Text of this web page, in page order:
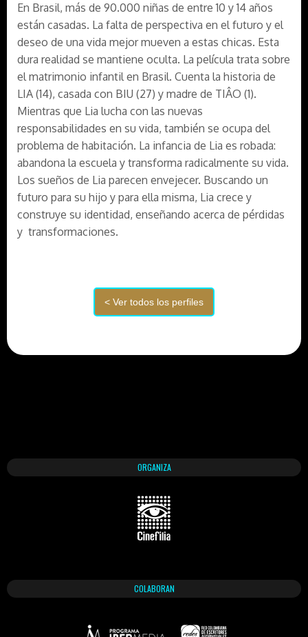
En Brasil, más de 90.000 niñas de entre 10 y 14 años
están casadas. La falta de perspectiva en el futuro y el
deseo de una vida mejor mueven a estas chicas. Esta
dura realidad se mantiene oculta. La película trata sobre
el matrimonio infantil en Brasil. Cuenta la historia de
LIA (14), casada con BIU (27) y madre de TIÂO (1).
Mientras que Lia lucha con las nuevas
responsabilidades en su vida, también se ocupa del
problema de habitación. La infancia de Lia es robada:
abandona la escuela y transforma radicalmente su vida.
Los sueños de Lia parecen envejecer. Buscando un
futuro para su hijo y para ella misma, Lia crece y
construye su identidad, enseñando acerca de pérdidas
y transformaciones.
ORGANIZA
COLABORAN